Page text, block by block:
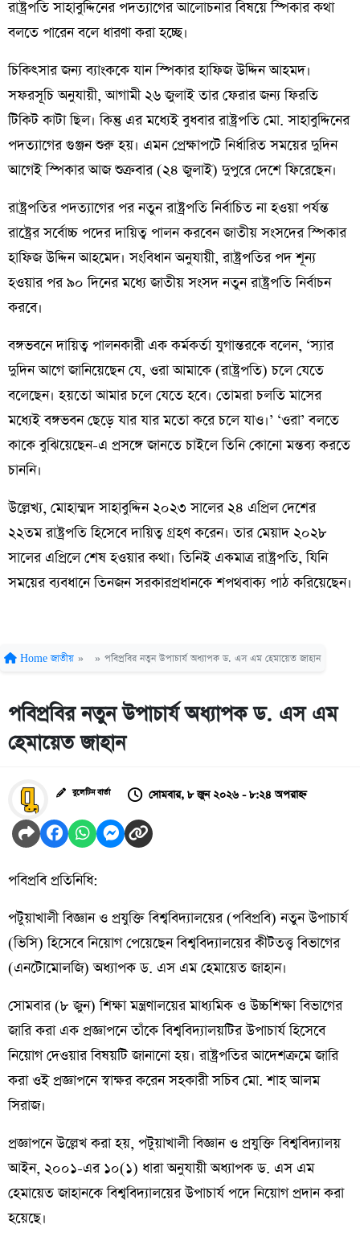
রাষ্ট্রপতি সাহাবুদ্দিনের পদত্যাগের আলোচনার বিষয়ে স্পিকার কথা
বলতে পারেন বলে ধারণা করা হচ্ছে।
চিকিৎসার জন্য ব্যাংককে যান স্পিকার হাফিজ উদ্দিন আহমদ।
সফরসূচি অনুযায়ী, আগামী ২৬ জুলাই তার ফেরার জন্য ফিরতি
টিকিট কাটা ছিল। কিন্তু এর মধ্যেই বুধবার রাষ্ট্রপতি মো. সাহাবুদ্দিনের
পদত্যাগের গুঞ্জন শুরু হয়। এমন প্রেক্ষাপটে নির্ধারিত সময়ের দুদিন
আগেই স্পিকার আজ শুক্রবার (২৪ জুলাই) দুপুরে দেশে ফিরেছেন।
রাষ্ট্রপতির পদত্যাগের পর নতুন রাষ্ট্রপতি নির্বাচিত না হওয়া পর্যন্ত
রাষ্ট্রের সর্বোচ্চ পদের দায়িত্ব পালন করবেন জাতীয় সংসদের স্পিকার
হাফিজ উদ্দিন আহমেদ। সংবিধান অনুযায়ী, রাষ্ট্রপতির পদ শূন্য
হওয়ার পর ৯০ দিনের মধ্যে জাতীয় সংসদ নতুন রাষ্ট্রপতি নির্বাচন
করবে।
বঙ্গভবনে দায়িত্ব পালনকারী এক কর্মকর্তা যুগান্তরকে বলেন, ‘স্যার
দুদিন আগে জানিয়েছেন যে, ওরা আমাকে (রাষ্ট্রপতি) চলে যেতে
বলেছেন। হয়তো আমার চলে যেতে হবে। তোমরা চলতি মাসের
মধ্যেই বঙ্গভবন ছেড়ে যার যার মতো করে চলে যাও।’ ‘ওরা’ বলতে
কাকে বুঝিয়েছেন-এ প্রসঙ্গে জানতে চাইলে তিনি কোনো মন্তব্য করতে
চাননি।
উল্লেখ্য, মোহাম্মদ সাহাবুদ্দিন ২০২৩ সালের ২৪ এপ্রিল দেশের
২২তম রাষ্ট্রপতি হিসেবে দায়িত্ব গ্রহণ করেন। তার মেয়াদ ২০২৮
সালের এপ্রিলে শেষ হওয়ার কথা। তিনিই একমাত্র রাষ্ট্রপতি, যিনি
সময়ের ব্যবধানে তিনজন সরকারপ্রধানকে শপথবাক্য পাঠ করিয়েছেন।
Home জাতীয় » » পবিপ্রবির নতুন উপাচার্য অধ্যাপক ড. এস এম হেমায়েত জাহান
পবিপ্রবির নতুন উপাচার্য অধ্যাপক ড. এস এম
হেমায়েত জাহান
বুলেটিন বার্তা সোমবার, ৮ জুন ২০২৬ - ৮:২৪ অপরাহ্ন
পবিপ্রবি প্রতিনিধি:
পটুয়াখালী বিজ্ঞান ও প্রযুক্তি বিশ্ববিদ্যালয়ের (পবিপ্রবি) নতুন উপাচার্য
(ভিসি) হিসেবে নিয়োগ পেয়েছেন বিশ্ববিদ্যালয়ের কীটতত্ত্ব বিভাগের
(এনটোমোলজি) অধ্যাপক ড. এস এম হেমায়েত জাহান।
সোমবার (৮ জুন) শিক্ষা মন্ত্রণালয়ের মাধ্যমিক ও উচ্চশিক্ষা বিভাগের
জারি করা এক প্রজ্ঞাপনে তাঁকে বিশ্ববিদ্যালয়টির উপাচার্য হিসেবে
নিয়োগ দেওয়ার বিষয়টি জানানো হয়। রাষ্ট্রপতির আদেশক্রমে জারি
করা ওই প্রজ্ঞাপনে স্বাক্ষর করেন সহকারী সচিব মো. শাহ আলম
সিরাজ।
প্রজ্ঞাপনে উল্লেখ করা হয়, পটুয়াখালী বিজ্ঞান ও প্রযুক্তি বিশ্ববিদ্যালয়
আইন, ২০০১-এর ১০(১) ধারা অনুযায়ী অধ্যাপক ড. এস এম
হেমায়েত জাহানকে বিশ্ববিদ্যালয়ের উপাচার্য পদে নিয়োগ প্রদান করা
হয়েছে।